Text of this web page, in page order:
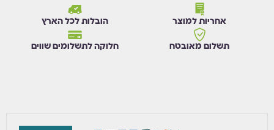
אחריות למוצר הובלות לכל הארץ
תשלום מאובטח חלוקה לתשלומים שווים